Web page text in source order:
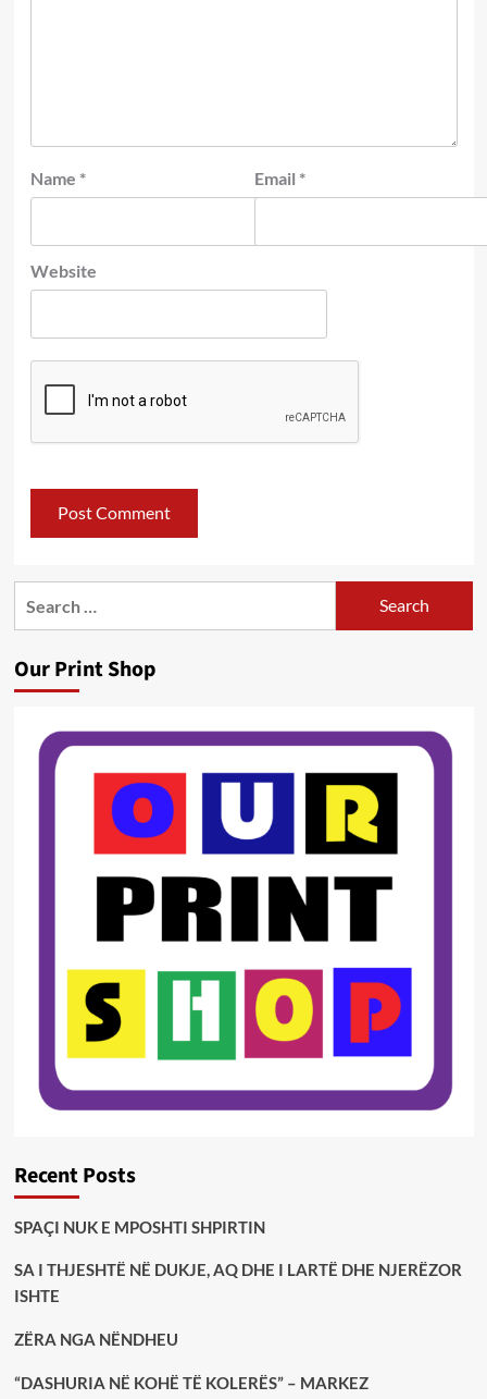
Name * Email *
Website
Our Print Shop
Recent Posts
SPAÇI NUK E MPOSHTI SHPIRTIN
SA I THJESHTË NË DUKJE, AQ DHE I LARTË DHE NJERËZOR
ISHTE
ZËRA NGA NËNDHEU
“DASHURIA NË KOHË TË KOLERËS” – MARKEZ